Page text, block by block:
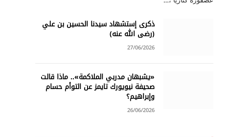
ذكرى إستشهاد سيدنا الحسين بن علي
(رضى الله عنه)
27/06/2026
«يشبهان مدربي الملاكمة».. ماذا قالت
صحيفة نيويورك تايمز عن التوأم حسام
وإبراهيم؟
26/06/2026